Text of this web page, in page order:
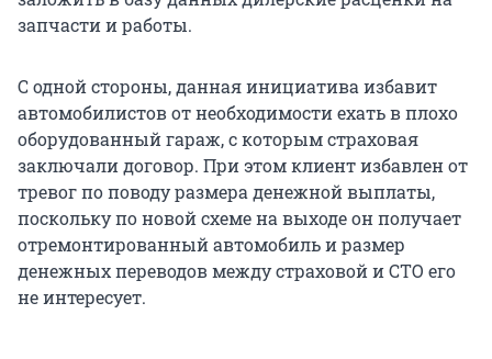
запчасти и работы.
С одной стороны, данная инициатива избавит
автомобилистов от необходимости ехать в плохо
оборудованный гараж, с которым страховая
заключали договор. При этом клиент избавлен от
тревог по поводу размера денежной выплаты,
поскольку по новой схеме на выходе он получает
отремонтированный автомобиль и размер
денежных переводов между страховой и СТО его
не интересует.